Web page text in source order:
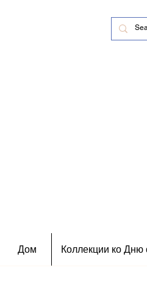
Дом Коллекции ко Дню